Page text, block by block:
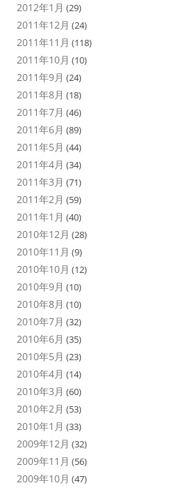
2012年1月 (29)
2011年12月 (24)
2011年11月 (118)
2011年10月 (10)
2011年9月 (24)
2011年8月 (18)
2011年7月 (46)
2011年6月 (89)
2011年5月 (44)
2011年4月 (34)
2011年3月 (71)
2011年2月 (59)
2011年1月 (40)
2010年12月 (28)
2010年11月 (9)
2010年10月 (12)
2010年9月 (10)
2010年8月 (10)
2010年7月 (32)
2010年6月 (35)
2010年5月 (23)
2010年4月 (14)
2010年3月 (60)
2010年2月 (53)
2010年1月 (33)
2009年12月 (32)
2009年11月 (56)
2009年10月 (47)